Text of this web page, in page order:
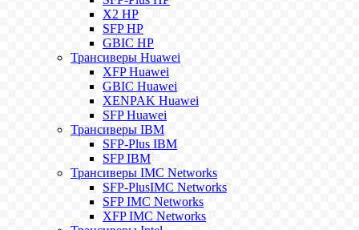
X2 HP
SFP HP
GBIC HP
Трансиверы Huawei
XFP Huawei
GBIC Huawei
XENPAK Huawei
SFP Huawei
Трансиверы IBM
SFP-Plus IBM
SFP IBM
Трансиверы IMC Networks
SFP-PlusIMC Networks
SFP IMC Networks
XFP IMC Networks